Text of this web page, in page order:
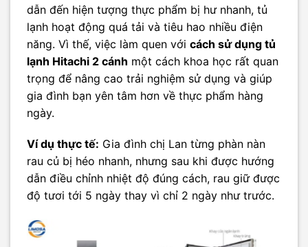
dẫn đến hiện tượng thực phẩm bị hư nhanh, tủ
lạnh hoạt động quá tải và tiêu hao nhiều điện
năng. Vì thế, việc làm quen với cách sử dụng tủ
lạnh Hitachi 2 cánh một cách khoa học rất quan
trọng để nâng cao trải nghiệm sử dụng và giúp
gia đình bạn yên tâm hơn về thực phẩm hàng
ngày.
Ví dụ thực tế: Gia đình chị Lan từng phàn nàn
rau củ bị héo nhanh, nhưng sau khi được hướng
dẫn điều chỉnh nhiệt độ đúng cách, rau giữ được
độ tươi tới 5 ngày thay vì chỉ 2 ngày như trước.